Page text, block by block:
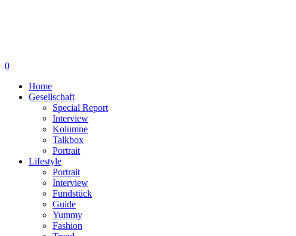
0
Home
Gesellschaft
Special Report
Interview
Kolumne
Talkbox
Portrait
Lifestyle
Portrait
Interview
Fundstück
Guide
Yummy
Fashion